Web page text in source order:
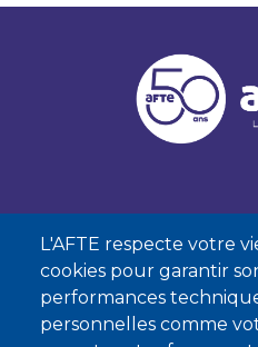
L'AFTE respecte votre
cookies pour garantir
performances
personnelles comme